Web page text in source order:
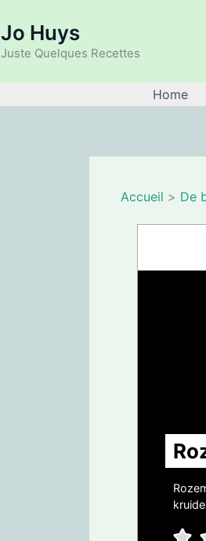
Jo Huys
Juste Quelques Recettes
Home
Accueil De